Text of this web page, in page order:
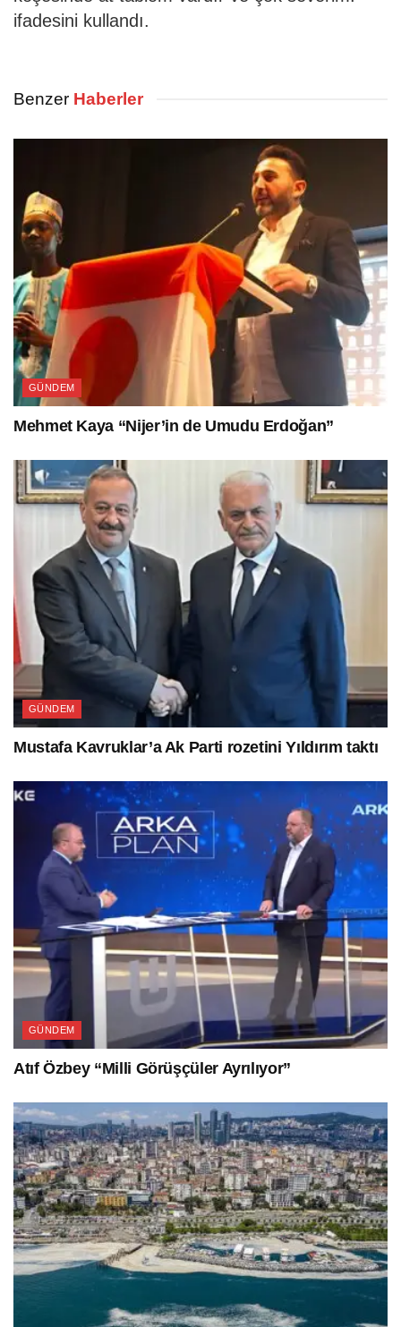
ifadesini kullandı.
Benzer Haberler
GÜNDEM
Mehmet Kaya “Nijer’in de Umudu Erdoğan”
GÜNDEM
Mustafa Kavruklar’a Ak Parti rozetini Yıldırım taktı
GÜNDEM
Atıf Özbey “Milli Görüşçüler Ayrılıyor”